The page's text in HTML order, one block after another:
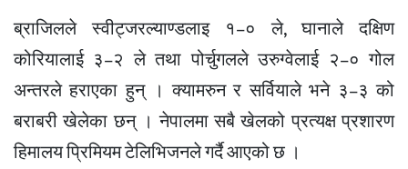
ब्राजिलले स्वीट्जरल्याण्डलाइ १–० ले, घानाले दक्षिण
कोरियालाई ३–२ ले तथा पोर्चुगलले उरुग्वेलाई २–० गोल
अन्तरले हराएका हुन् । क्यामरुन र सर्वियाले भने ३–३ को
बराबरी खेलेका छन् । नेपालमा सबै खेलको प्रत्यक्ष प्रशारण
हिमालय प्रिमियम टेलिभिजनले गर्दै आएको छ ।